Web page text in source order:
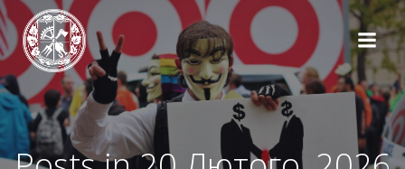
Перейти
до
вмісту